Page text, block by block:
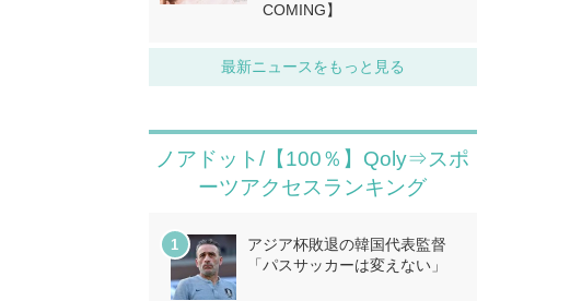
COMING】
最新ニュースをもっと見る
ノアドット/【100％】Qoly⇒スポ
ーツアクセスランキング
アジア杯敗退の韓国代表監督
「パスサッカーは変えない」